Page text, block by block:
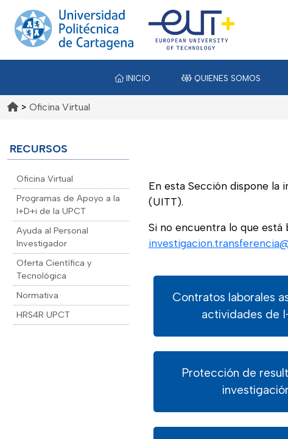
INICIO QUIENES SOMOS
> Oficina Virtual
RECURSOS
Oficina Virtual
Programas de Apoyo a la
I+D+i de la UPCT
Ayuda al Personal
Investigador
Oferta Científica y
Tecnológica
Normativa
HRS4R UPCT
En esta Sección dispone la
(UITT).
Si no encuentra lo que
Contratos laborales
actividades de
Protección de